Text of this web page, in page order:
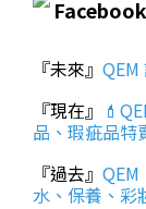
『未來』
『現在』
品、瑕疵品特
『過去』
水、保養、彩